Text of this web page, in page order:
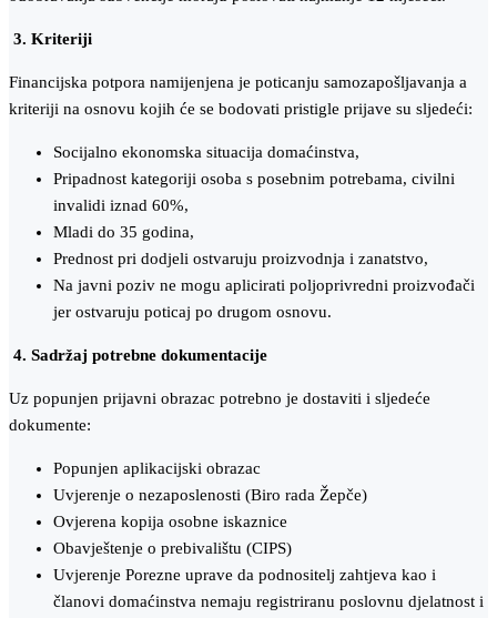
3. Kriteriji
Financijska potpora namijenjena je poticanju samozapošljavanja a
kriteriji na osnovu kojih će se bodovati pristigle prijave su sljedeći:
Socijalno ekonomska situacija domaćinstva,
Pripadnost kategoriji osoba s posebnim potrebama, civilni
invalidi iznad 60%,
Mladi do 35 godina,
Prednost pri dodjeli ostvaruju proizvodnja i zanatstvo,
Na javni poziv ne mogu aplicirati poljoprivredni proizvođači
jer ostvaruju poticaj po drugom osnovu.
4. Sadržaj potrebne dokumentacije
Uz popunjen prijavni obrazac potrebno je dostaviti i sljedeće
dokumente:
Popunjen aplikacijski obrazac
Uvjerenje o nezaposlenosti (Biro rada Žepče)
Ovjerena kopija osobne iskaznice
Obavještenje o prebivalištu (CIPS)
Uvjerenje Porezne uprave da podnositelj zahtjeva kao i
članovi domaćinstva nemaju registriranu poslovnu djelatnost i